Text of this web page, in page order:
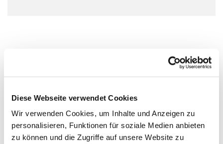
Diese Webseite verwendet Cookies
Wir verwenden Cookies, um Inhalte und Anzeigen zu
personalisieren, Funktionen für soziale Medien anbieten
zu können und die Zugriffe auf unsere Website zu